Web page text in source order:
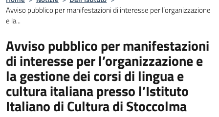
Avviso pubblico per manifestazioni di interesse per l’organizzazione
e la...
Avviso pubblico per manifestazioni
di interesse per l’organizzazione e
la gestione dei corsi di lingua e
cultura italiana presso l’Istituto
Italiano di Cultura di Stoccolma